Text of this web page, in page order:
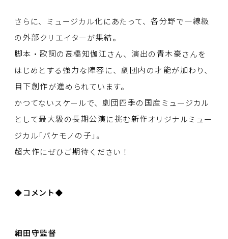
さらに、ミュージカル化 にあたって、 各分野で一線級
の 外部 クリエイターが集結。
脚本 ・ 歌詞 の 高橋知伽江さん、 演出の 青木豪 さんを
はじめとする 強力な 陣容 に、 劇団内 の才能が加わり、
目下創作が進められています。
かつてないスケールで、 劇団四季の 国産 ミュージカル
として最大級 の長期公演に挑む新作オリジナルミュー
ジカル「バケモノの 子 」。
超大作にぜひご期待 ください！
◆ コメント ◆
細田守監督